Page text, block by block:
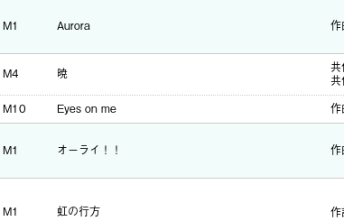
M1 Aurora 作
M4 暁 共
共
M10
Eyes on me 作
M1 オーライ！！
M1 虹の行方 作